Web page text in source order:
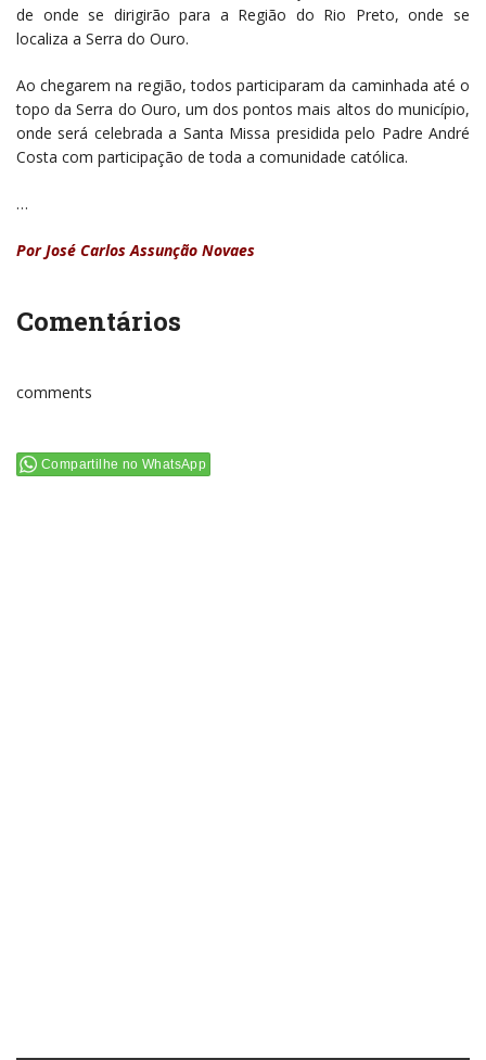
de onde se dirigirão para a Região do Rio Preto, onde se
localiza a Serra do Ouro.
Ao chegarem na região, todos participaram da caminhada até o
topo da Serra do Ouro, um dos pontos mais altos do município,
onde será celebrada a Santa Missa presidida pelo Padre André
Costa com participação de toda a comunidade católica.
…
Por José Carlos Assunção Novaes
Comentários
comments
Compartilhe no WhatsApp